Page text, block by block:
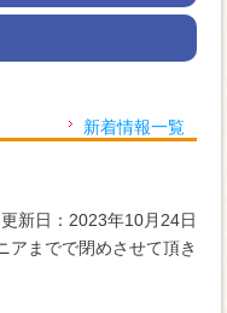
新着情報一覧
更新日：2023年10月24日
アまでで閉めさせて頂き